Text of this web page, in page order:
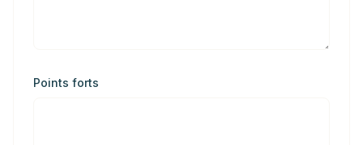
Points forts